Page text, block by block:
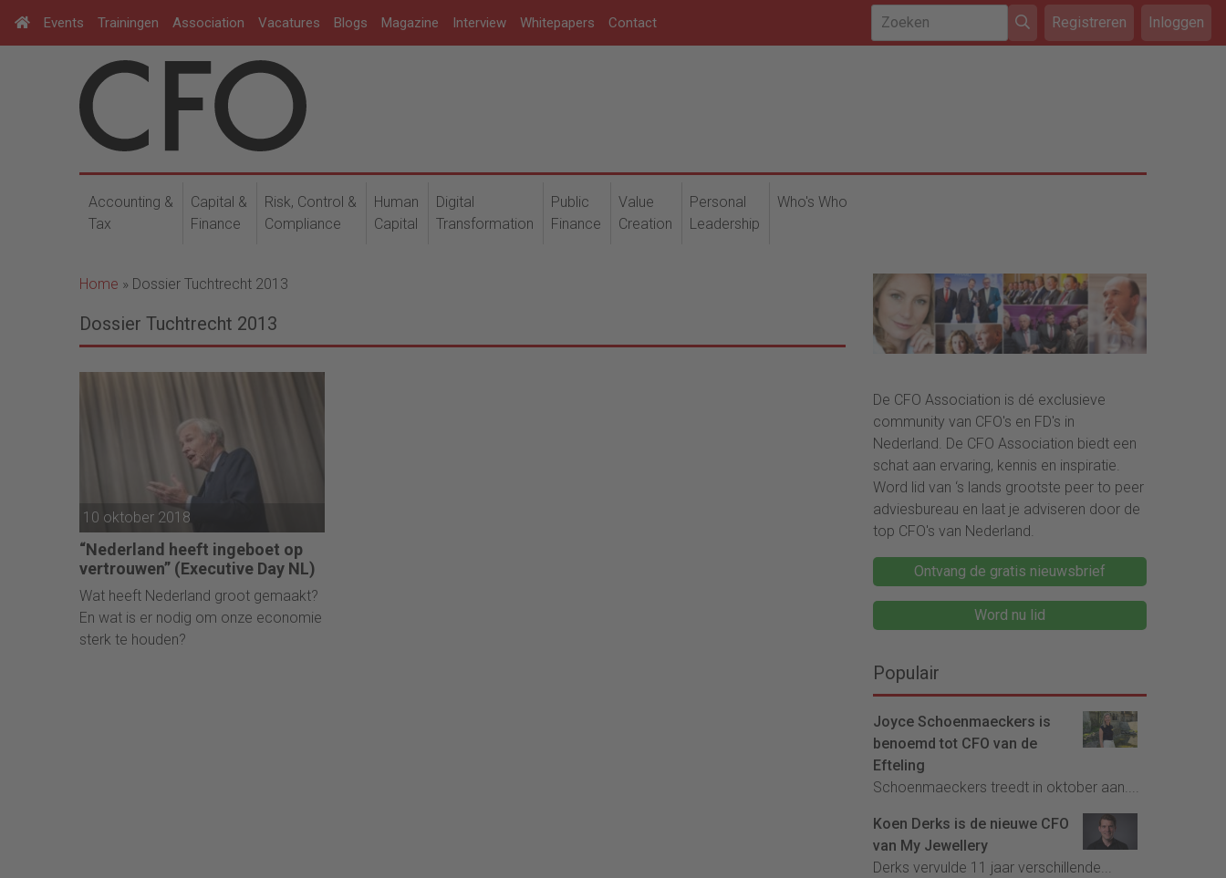
Events Trainingen Association Vacatures Blogs Magazine Interview Whitepapers Contact Registreren Inloggen
Accounting &
Tax
Capital &
Finance
Risk, Control &
Compliance
Human
Capital
Digital
Transformation
Public
Finance
Value
Creation
Personal
Leadership
Who's Who
Home » Dossier Tuchtrecht 2013
Dossier Tuchtrecht 2013
10 oktober 2018
“Nederland heeft ingeboet op
vertrouwen” (Executive Day NL)
Wat heeft Nederland groot gemaakt?
En wat is er nodig om onze economie
sterk te houden?
De CFO Association is dé exclusieve
community van CFO's en FD's in
Nederland. De CFO Association biedt een
schat aan ervaring, kennis en inspiratie.
Word lid van ‘s lands grootste peer to peer
adviesbureau en laat je adviseren door de
top CFO's van Nederland.
Ontvang de gratis nieuwsbrief
Word nu lid
Populair
Joyce Schoenmaeckers is
benoemd tot CFO van de
Efteling
Schoenmaeckers treedt in oktober aan....
Koen Derks is de nieuwe CFO
van My Jewellery
Derks vervulde 11 jaar verschillende...